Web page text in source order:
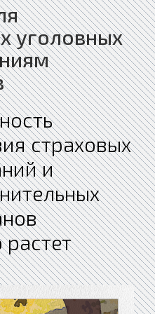
уголовных
страховых
и
растет